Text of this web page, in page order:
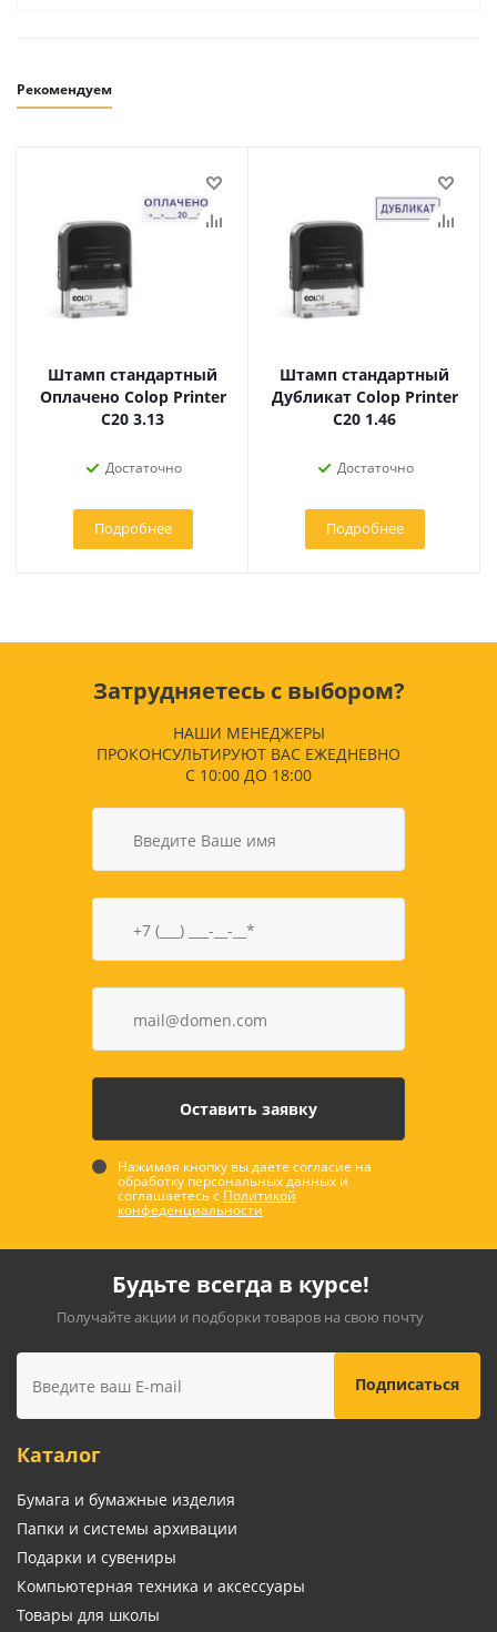
Рекомендуем
Штамп стандартный
Оплачено Colop Printer
C20 3.13
Достаточно
Подробнее
Штамп стандартный
Дубликат Colop Printer
C20 1.46
Достаточно
Подробнее
Затрудняетесь с выбором?
НАШИ МЕНЕДЖЕРЫ
ПРОКОНСУЛЬТИРУЮТ ВАС ЕЖЕДНЕВНО
С 10:00 ДО 18:00
Нажимая кнопку вы даете согласие на
обработку персональных данных и
соглашаетесь с Политикой
конфеденциальности
Будьте всегда в курсе!
Получайте акции и подборки товаров на свою почту
Каталог
Бумага и бумажные изделия
Папки и системы архивации
Подарки и сувениры
Компьютерная техника и аксессуары
Товары для школы